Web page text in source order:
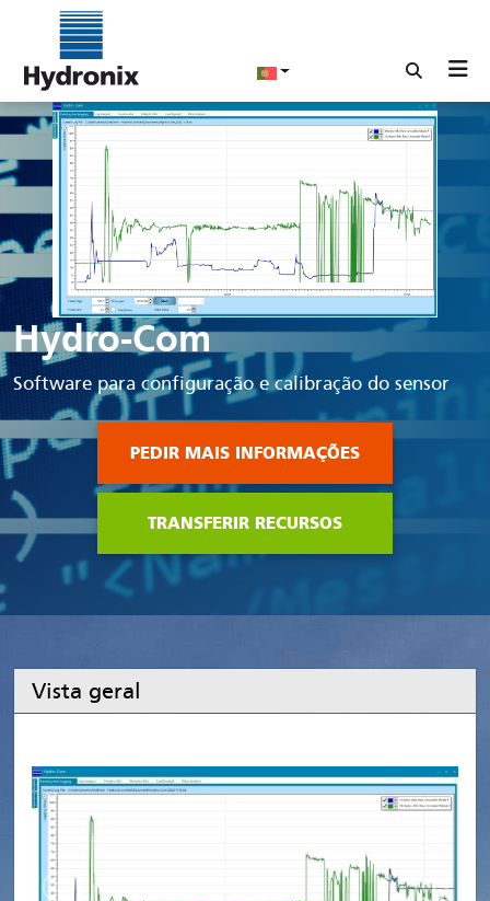
Hydro-Com
Software para configuração e calibração do sensor
PEDIR MAIS INFORMAÇÕES
TRANSFERIR RECURSOS
Vista geral